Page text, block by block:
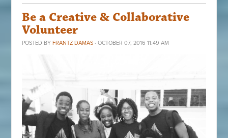
Be a Creative & Collaborative
Volunteer
POSTED BYFRANTZ DAMAS · OCTOBER 07, 2016 11:49 AM